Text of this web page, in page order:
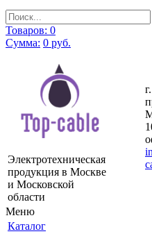
Товаров: 0
Сумма: 0 руб.
Электротехническая
продукция в Москве
и Московской
области
Меню
Каталог